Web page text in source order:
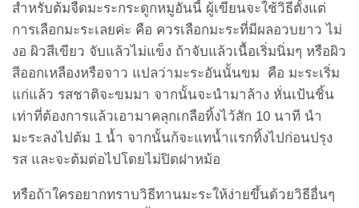
สำหรับต้มจืดมะระกระดูกหมูอันนี้ ผู้เขียนจะใช้วิธีตั้งแต่
การเลือกมะระเลยค่ะ คือ ควรเลือกมะระที่มีผลอวบยาว ไม่
งอ ผิวสีเขียว จับแล้วไม่แข็ง ถ้าจับแล้วเนื้อเริ่มนิ่มๆ หรือผิว
สีออกเหลืองหรือจาว แปลว่ามะระอันนั้นขม คือ มะระเริ่ม
แก่แล้ว รสชาติจะขมมา จากนั้นจะนำมาล้าง หั่นเป้นชิ้น
เท่าที่ต้องการแล้วเอามาคลุกเกลือทิ้งไว้สัก 10 นาที นำ
มะระลงไปต้ม 1 น้ำ จากนั้นก้จะแทน้ำแรกทิ้งไปก่อนปรุง
รส และจะต้มต่อไปโดยไม่ปิดฝาหม้อ
หรือถ้าใครอยากทราบวิธีทานมะระให้ง่ายขึ้นด้วยวิธีอื่นๆ